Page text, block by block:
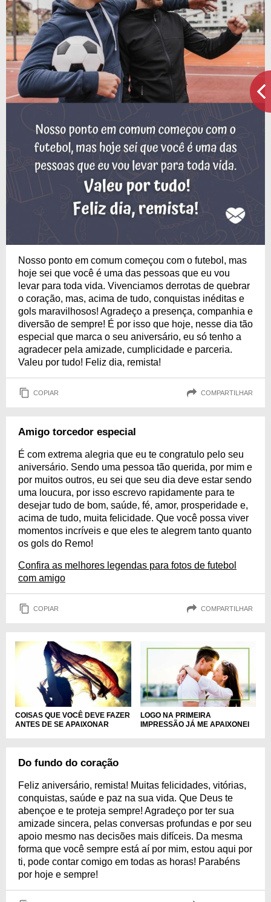
Nosso ponto em comum começou com o futebol, mas
hoje sei que você é uma das pessoas que eu vou
levar para toda vida. Vivenciamos derrotas de quebrar
o coração, mas, acima de tudo, conquistas inéditas e
gols maravilhosos! Agradeço a presença, companhia e
diversão de sempre! É por isso que hoje, nesse dia tão
especial que marca o seu aniversário, eu só tenho a
agradecer pela amizade, cumplicidade e parceria.
Valeu por tudo! Feliz dia, remista!
COPIAR COMPARTILHAR
Amigo torcedor especial
É com extrema alegria que eu te congratulo pelo seu
aniversário. Sendo uma pessoa tão querida, por mim e
por muitos outros, eu sei que seu dia deve estar sendo
uma loucura, por isso escrevo rapidamente para te
desejar tudo de bom, saúde, fé, amor, prosperidade e,
acima de tudo, muita felicidade. Que você possa viver
momentos incríveis e que eles te alegrem tanto quanto
os gols do Remo!
Confira as melhores legendas para fotos de futebol
com amigo
COPIAR COMPARTILHAR
COISAS QUE VOCÊ DEVE FAZER
ANTES DE SE APAIXONAR
LOGO NA PRIMEIRA
IMPRESSÃO JÁ ME APAIXONEI
Do fundo do coração
Feliz aniversário, remista! Muitas felicidades, vitórias,
conquistas, saúde e paz na sua vida. Que Deus te
abençoe e te proteja sempre! Agradeço por ter sua
amizade sincera, pelas conversas profundas e por seu
apoio mesmo nas decisões mais difíceis. Da mesma
forma que você sempre está aí por mim, estou aqui por
ti, pode contar comigo em todas as horas! Parabéns
por hoje e sempre!